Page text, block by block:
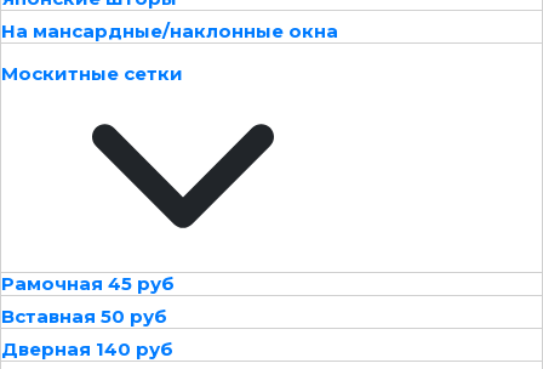
На мансардные/наклонные окна
Москитные сетки
Рамочная 45 руб
Вставная 50 руб
Дверная 140 руб